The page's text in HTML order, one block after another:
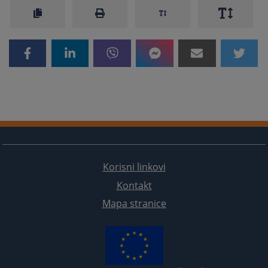
Korisni linkovi
Kontakt
Mapa stranice